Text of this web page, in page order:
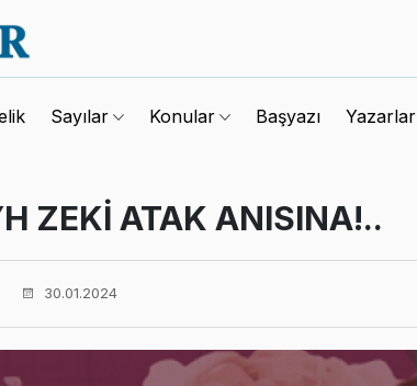
Sayılar Konular Başyazı Yazarlar
ZEKİ ATAK ANISINA!..
30.01.2024